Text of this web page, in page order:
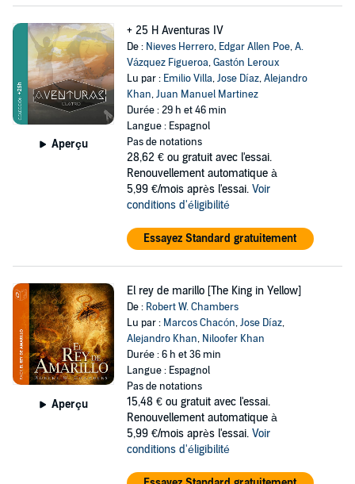
Aperçu
+ 25 H Aventuras IV
De : Nieves Herrero, Edgar Allen Poe,A.
Vázquez Figueroa,Gastón Leroux
Lu par : Emilio Villa,Jose Díaz,Alejandro
Khan,Juan Manuel Martinez
Durée : 29 h et 46 min
Langue : Espagnol
Pas de notations
28,62 € ou gratuit avec l'essai.
Renouvellement automatique à
5,99 €/mois après l'essai. Voir
conditions d'éligibilité
Essayez Standard gratuitement
Aperçu
El rey de marillo [The King in Yellow]
De : Robert W. Chambers
Lu par : Marcos Chacón,Jose Díaz,
Alejandro Khan, Niloofer Khan
Durée : 6 h et 36 min
Langue : Espagnol
Pas de notations
15,48 € ou gratuit avec l'essai.
Renouvellement automatique à
5,99 €/mois après l'essai. Voir
conditions d'éligibilité